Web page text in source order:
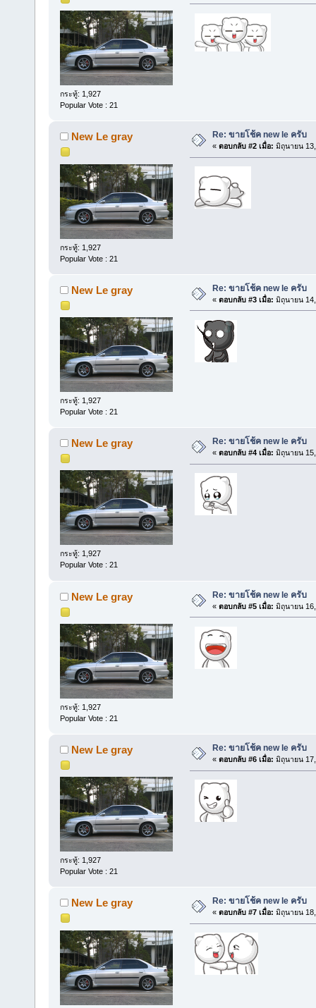
กระทู้: 1,927
Popular Vote : 21
New Le gray
กระทู้: 1,927
Popular Vote : 21
Re: ขายโช้ค new le ครับ
« ตอบกลับ #2 เมื่อ: มิถุนายน
New Le gray
กระทู้: 1,927
Popular Vote : 21
Re: ขายโช้ค new le ครับ
« ตอบกลับ #3 เมื่อ: มิถุนายน
New Le gray
กระทู้: 1,927
Popular Vote : 21
Re: ขายโช้ค new le ครับ
« ตอบกลับ #4 เมื่อ: มิถุนายน
New Le gray
กระทู้: 1,927
Popular Vote : 21
Re: ขายโช้ค new le ครับ
« ตอบกลับ #5 เมื่อ: มิถุนายน
New Le gray
กระทู้: 1,927
Popular Vote : 21
Re: ขายโช้ค new le ครับ
« ตอบกลับ #6 เมื่อ: มิถุนายน
New Le gray Re: ขายโช้ค new le ครับ
« ตอบกลับ #7 เมื่อ: มิถุนายน